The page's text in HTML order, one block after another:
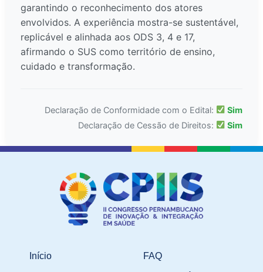
garantindo o reconhecimento dos atores
envolvidos. A experiência mostra-se sustentável,
replicável e alinhada aos ODS 3, 4 e 17,
afirmando o SUS como território de ensino,
cuidado e transformação.
Declaração de Conformidade com o Edital:
Sim
Declaração de Cessão de Direitos:
Sim
Início
FAQ